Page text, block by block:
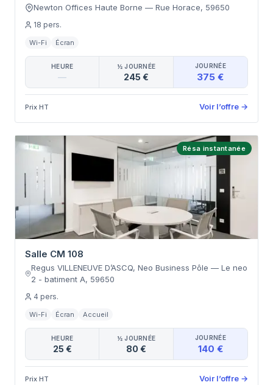
Newton Offices Haute Borne — Rue Horace, 59650
18 pers.
Wi-Fi Écran
HEURE
—
½ JOURNÉE
245 €
JOURNÉE
375 €
Prix HT Voir l’offre →
Résa instantanée
Salle CM 108
Regus VILLENEUVE D’ASCQ, Neo Business Pôle — Le neo
2 - batiment A, 59650
4 pers.
Wi-Fi Écran Accueil
HEURE
25 €
½ JOURNÉE
80 €
JOURNÉE
140 €
Prix HT Voir l’offre →